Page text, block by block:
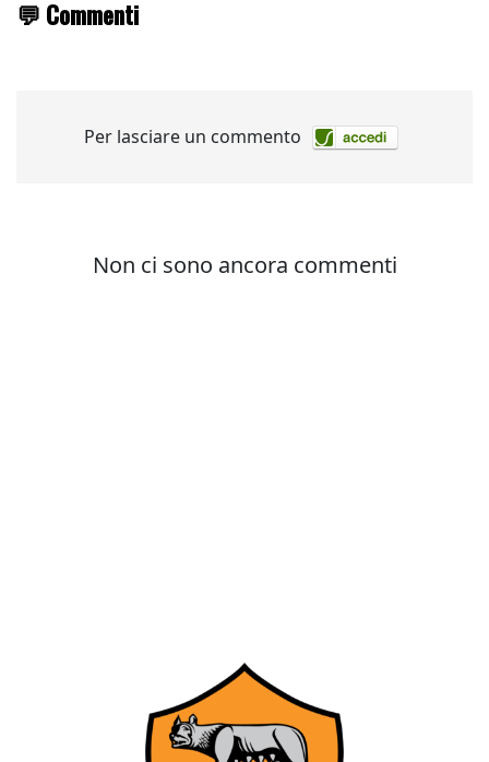
💬 Commenti